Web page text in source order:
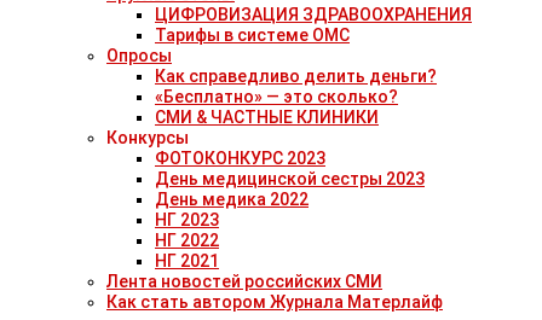
ЦИФРОВИЗАЦИЯ ЗДРАВООХРАНЕНИЯ
Тарифы в системе ОМС
Опросы
Как справедливо делить деньги?
«Бесплатно» — это сколько?
СМИ & ЧАСТНЫЕ КЛИНИКИ
Конкурсы
ФОТОКОНКУРС 2023
День медицинской сестры 2023
День медика 2022
НГ 2023
НГ 2022
НГ 2021
Лента новостей российских СМИ
Как стать автором Журнала Матерлайф